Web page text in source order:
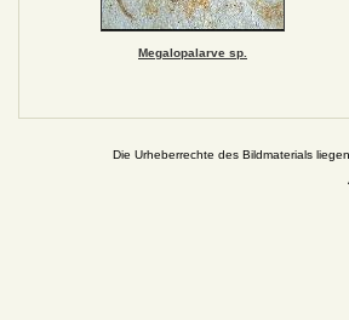
Megalopalarve sp.
Die Urheberrechte des Bildmaterials